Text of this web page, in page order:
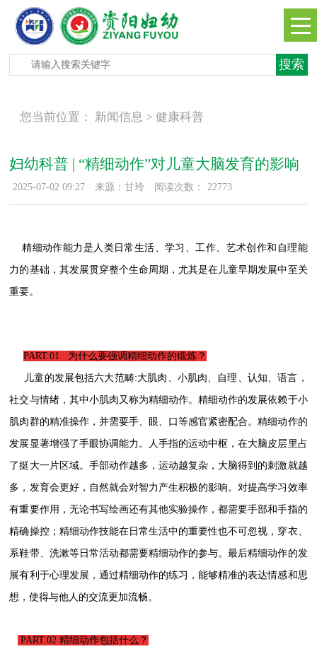
您当前位置： 新闻信息 >健康科普
妇幼科普 | “精细动作”对儿童大脑发育的影响
2025-07-02 09:27 来源：甘玲 阅读次数： 22773
精细动作能力是人类日常生活、学习、工作、艺术创作和自理能
力的基础，其发展贯穿整个生命周期，尤其是在儿童早期发展中至关
重要。
PART.01 为什么要强调精细动作的锻炼？
儿童的发展包括六大范畴:大肌肉、小肌肉、自理、认知、语言，
社交与情绪，其中小肌肉又称为精细动作。精细动作的发展依赖于小
肌肉群的精准操作，并需要手、眼、口等感官紧密配合。精细动作的
发展显著增强了手眼协调能力。人手指的运动中枢，在大脑皮层里占
了挺大一片区域。手部动作越多，运动越复杂，大脑得到的刺激就越
多，发育会更好，自然就会对智力产生积极的影响。对提高学习效率
有重要作用，无论书写绘画还有其他实验操作，都需要手部和手指的
精确操控；精细动作技能在日常生活中的重要性也不可忽视，穿衣、
系鞋带、洗漱等日常活动都需要精细动作的参与。最后精细动作的发
展有利于心理发展，通过精细动作的练习，能够精准的表达情感和思
想，使得与他人的交流更加流畅。
PART.02精细动作包括什么？